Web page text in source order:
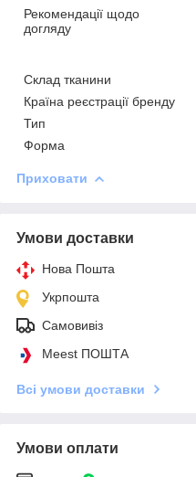
Рекомендації щодо
догляду
Склад тканини
Країна реєстрації бренду
Тип
Форма
Приховати
Умови доставки
Нова Пошта
Укрпошта
Самовивіз
Meest ПОШТА
Всі умови доставки
Умови оплати